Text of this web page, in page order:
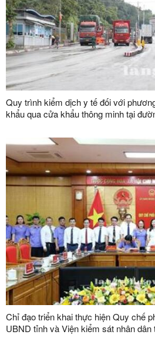
Quy trình kiểm dịch y tế đối với
khẩu qua cửa khẩu thông minh tại
dụng vận chuyển hàng hoá khu vực
cửa khẩu quốc tế Hữu Nghị (Việt
Quốc)
Chỉ đạo triển khai thực hiện Quy chế
UBND tỉnh và Viện kiểm sát nhân dân